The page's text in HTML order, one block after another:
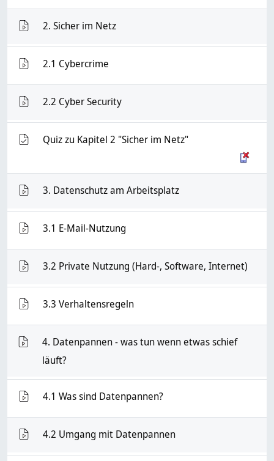
2. Sicher im NetzVMS
2.1 Cybercrime
2.2 Cyber SecurityVMS
Quiz zu Kapitel 2 "Sicher im Netz"Test
3. Datenschutz am ArbeitsplatzVMS
3.1 E-Mail-Nutzung
3.2 Private Nutzung (Hard-, Software, Internet)
3.3 VerhaltensregelnVMS
4. Datenpannen - was tun wenn etwas schief
läuft?VMS
4.1 Was sind Datenpannen?VMS
4.2 Umgang mit DatenpannenVMS